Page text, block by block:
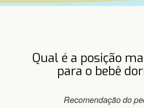
Qual é a posição
para o bebê
Recomendação do